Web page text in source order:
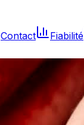
Contact Fiabilité